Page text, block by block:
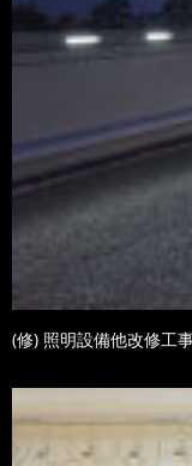
(修) 照明設備他改修工